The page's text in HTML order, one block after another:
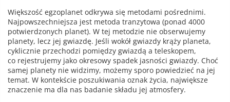
Większość egzoplanet odkrywa się metodami pośrednimi.
Najpowszechniejsza jest metoda tranzytowa (ponad 4000
potwierdzonych planet). W tej metodzie nie obserwujemy
planety, lecz jej gwiazdę. Jeśli wokół gwiazdy krąży planeta,
cyklicznie przechodzi pomiędzy gwiazdą a teleskopem,
co rejestrujemy jako okresowy spadek jasności gwiazdy. Choć
samej planety nie widzimy, możemy sporo powiedzieć na jej
temat. W kontekście poszukiwania oznak życia, największe
znaczenie ma dla nas badanie składu jej atmosfery.